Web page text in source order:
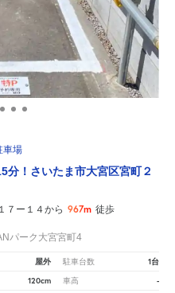
車場
分！さいたま市大宮区宮町２
７ー１４から 967m 徒歩
パーク大宮宮町4
屋外 駐車台数 1台
120cm 車高 -